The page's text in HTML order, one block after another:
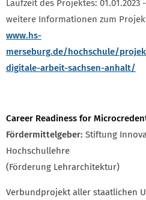
Laufzeit des Projektes: 01.01.2023 -
weitere Informationen zum
www.hs-
merseburg.de/hochschule/
digitale-arbeit-sachsen-anhalt/
Career Readiness for
Fördermittelgeber: Stiftung
Hochschullehre
(Förderung Lehrarchitektur)
Verbundprojekt aller staatlichen